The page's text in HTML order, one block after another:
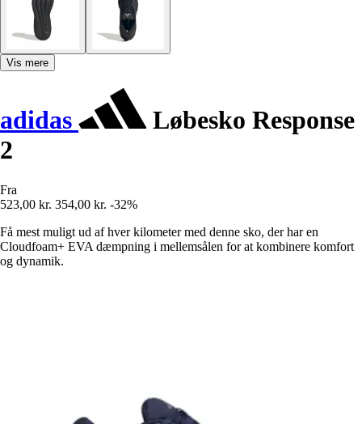
Vis mere
adidas
Løbesko Response
2
Fra
523,00 kr. 354,00 kr. -32%
Få mest muligt ud af hver kilometer med denne sko, der har en
Cloudfoam+ EVA dæmpning i mellemsålen for at kombinere komfort
og dynamik.